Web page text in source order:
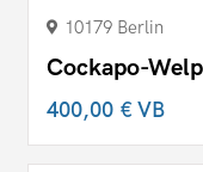
10179 Berlin
Cockapo-
400,00 €VB